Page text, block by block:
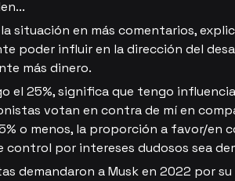
situación en más comentarios,
poder influir en la dirección del
más dinero.
el 25%, significa que tengo
votan en contra de mí en
o menos, la proporción a favor/en
control por intereses dudosos sea
demandaron a Musk en 2022 por